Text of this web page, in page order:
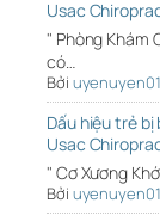
Usac
" Phòng Khám
có…
Bởi uyenuyen01
Dấu hiệu trẻ bị
Usac
" Cơ Xương
Bởi uyenuyen01